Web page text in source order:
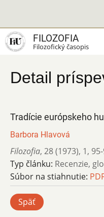
hlavný
obsah
FILOZOFIA
Filozofický časopis
Detail
Tradície európskeho
Barbora Hlavová
Filozofia, 28 (1973), 1,
Typ článku: Recenzie,
Súbor na stiahnutie:
Späť